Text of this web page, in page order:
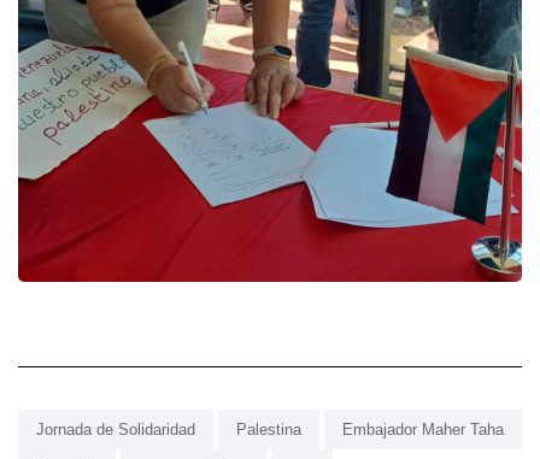
Jornada de Solidaridad Palestina Embajador Maher Taha